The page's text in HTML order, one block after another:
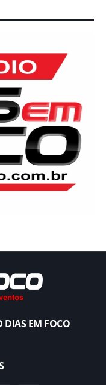
DIAS EM FOCO